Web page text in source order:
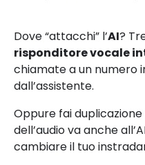
Dove “attacchi” l’AI?
risponditore vocale
chiamate a un numero
dall’assistente.
Oppure fai
dell’audio va anche
cambiare il tuo